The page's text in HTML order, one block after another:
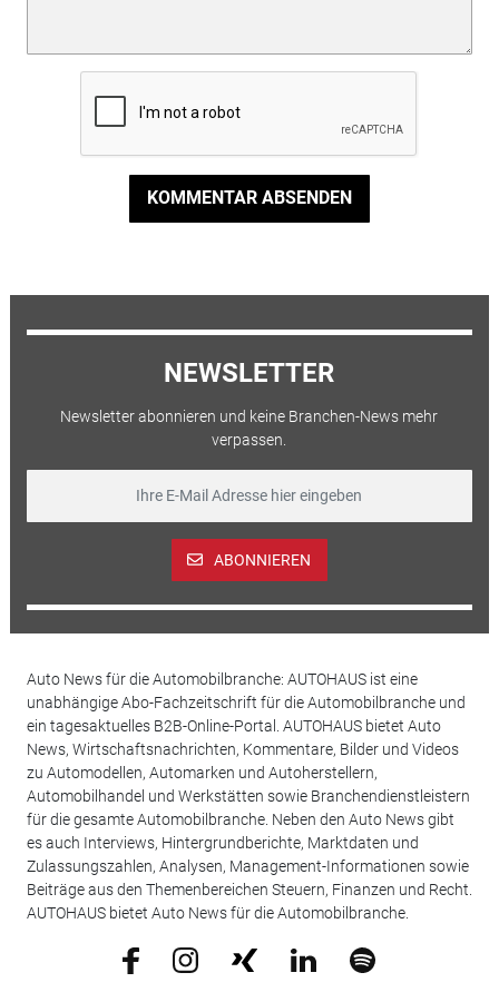
KOMMENTAR ABSENDEN
NEWSLETTER
Newsletter abonnieren und keine Branchen-News mehr
verpassen.
ABONNIEREN
Auto News für die Automobilbranche: AUTOHAUS ist eine
unabhängige Abo-Fachzeitschrift für die Automobilbranche und
ein tagesaktuelles B2B-Online-Portal. AUTOHAUS bietet Auto
News, Wirtschaftsnachrichten, Kommentare, Bilder und Videos
zu Automodellen, Automarken und Autoherstellern,
Automobilhandel und Werkstätten sowie Branchendienstleistern
für die gesamte Automobilbranche. Neben den Auto News gibt
es auch Interviews, Hintergrundberichte, Marktdaten und
Zulassungszahlen, Analysen, Management-Informationen sowie
Beiträge aus den Themenbereichen Steuern, Finanzen und Recht.
AUTOHAUS bietet Auto News für die Automobilbranche.